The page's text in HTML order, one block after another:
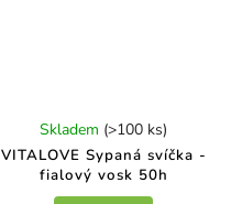
VITALOVE Sypaná svíčka -
fialový vosk 50h
Skladem (>100 ks)